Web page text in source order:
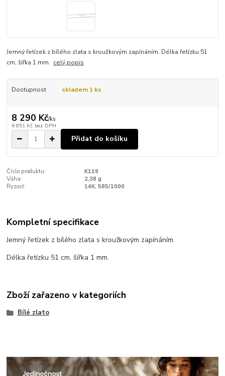
Jemný řetízek z bílého zlata s kroužkovým zapínáním. Délka řetízku 51
cm, šířka 1 mm. celý popis
Dostupnost skladem 1 ks
8 290 Kč/ks
6 851 Kč bez DPH
Přidat do košíku
Číslo produktu:
K119
Váha:
2,38 g
Ryzost:
14K, 585/1000
Kompletní specifikace
Jemný řetízek z bílého zlata s kroužkovým zapínáním.
Délka řetízku 51 cm, šířka 1 mm.
Zboží zařazeno v kategoriích
Bílé zlato